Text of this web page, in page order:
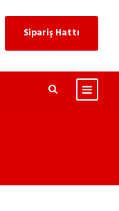
Sipariş Hattı